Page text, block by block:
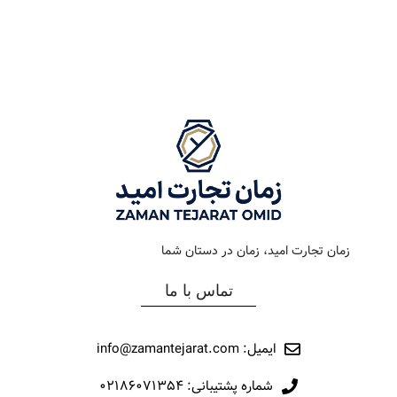
کلاسیک – اکودرایو
رفرانس 291
جنس بند
نوع ساعت
رفرانس
برند
زمان تجارت امید، زمان در دستان شما
تماس با ما
ایمیل: info@zamantejarat.com
شماره پشتیبانی: ۰۲۱۸۶۰۷۱۳۵۴